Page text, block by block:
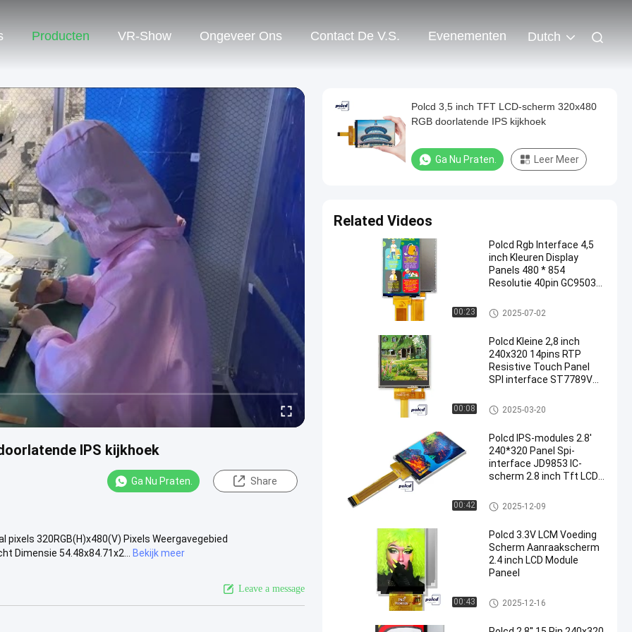
Producten VR-Show Ongeveer Ons Contact De V.S. Evenementen Dutch
IPS kijkhoek
Ga Nu Praten. Share
320RGB(H)x480(V) Pixels Weergavegebied
Dimensie 54.48x84.71x2...
Bekijk meer
Leave a message
Polcd 3,5 inch TFT LCD-scherm 320x480
RGB doorlatende IPS kijkhoek
Ga Nu Praten. Leer Meer
Related Videos
00:23
Polcd Rgb Interface 4,5
inch Kleuren Display
Panels 480 * 854
Resolutie 40pin GC9503V
TFT LCD-Vertoning
2025-07-02
00:08
Polcd Kleine 2,8 inch
240x320 14pins RTP
Resistive Touch Panel
SPI interface ST7789V
Medische LCD Vertoning
2025-03-20
00:42
Polcd IPS-modules 2.8'
240*320 Panel Spi-
interface JD9853 IC-
scherm 2.8 inch Tft LCD-
Medische LCD Vertoning
2025-12-09
00:43
Polcd 3.3V LCM Voeding
Scherm Aanraakscherm
2.4 inch LCD Module
Paneel
tft lcd module
2025-12-16